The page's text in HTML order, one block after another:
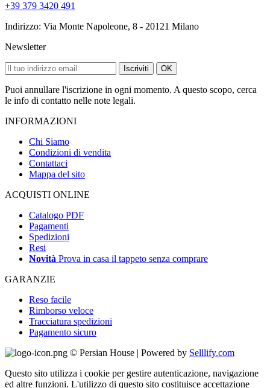
+39 379 3420 491
Indirizzo: Via Monte Napoleone, 8 - 20121 Milano
Newsletter
Iscriviti OK
Puoi annullare l'iscrizione in ogni momento. A questo scopo, cerca
le info di contatto nelle note legali.
INFORMAZIONI
Chi Siamo
Condizioni di vendita
Contattaci
Mappa del sito
ACQUISTI ONLINE
Catalogo PDF
Pagamenti
Spedizioni
Resi
Novità Prova in casa il tappeto senza comprare
GARANZIE
Reso facile
Rimborso veloce
Tracciatura spedizioni
Pagamento sicuro
© Persian House | Powered by Selllify.com
Questo sito utilizza i cookie per gestire autenticazione, navigazione
ed altre funzioni. L'utilizzo di questo sito costituisce accettazione